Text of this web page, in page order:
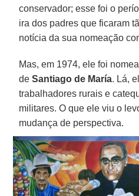
conservador; esse foi o
ira dos padres que ficaram
notícia da sua nomeação
Mas, em 1974, ele foi
deSantiago de María. Lá,
trabalhadores rurais e
militares. O que ele viu o
mudança de perspectiva.